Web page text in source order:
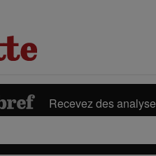
Recevez des